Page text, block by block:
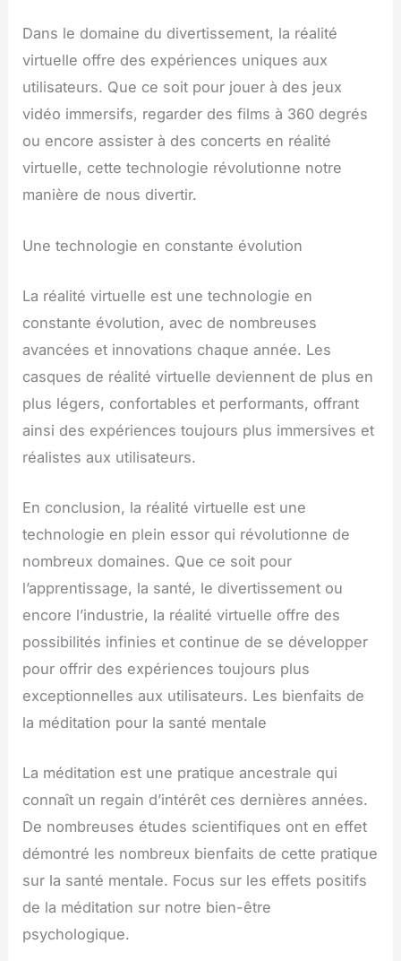
Dans le domaine du divertissement, la réalité
virtuelle offre des expériences uniques aux
utilisateurs. Que ce soit pour jouer à des jeux
vidéo immersifs, regarder des films à 360 degrés
ou encore assister à des concerts en réalité
virtuelle, cette technologie révolutionne notre
manière de nous divertir.
Une technologie en constante évolution
La réalité virtuelle est une technologie en
constante évolution, avec de nombreuses
avancées et innovations chaque année. Les
casques de réalité virtuelle deviennent de plus en
plus légers, confortables et performants, offrant
ainsi des expériences toujours plus immersives et
réalistes aux utilisateurs.
En conclusion, la réalité virtuelle est une
technologie en plein essor qui révolutionne de
nombreux domaines. Que ce soit pour
l’apprentissage, la santé, le divertissement ou
encore l’industrie, la réalité virtuelle offre des
possibilités infinies et continue de se développer
pour offrir des expériences toujours plus
exceptionnelles aux utilisateurs. Les bienfaits de
la méditation pour la santé mentale
La méditation est une pratique ancestrale qui
connaît un regain d’intérêt ces dernières années.
De nombreuses études scientifiques ont en effet
démontré les nombreux bienfaits de cette pratique
sur la santé mentale. Focus sur les effets positifs
de la méditation sur notre bien-être
psychologique.